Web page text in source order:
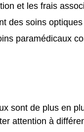
et les frais
des soins
paramédicaux
sont de plus en
attention à